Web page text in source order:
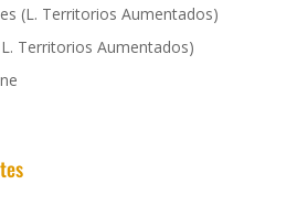
(L. Territorios Aumentados)
Territorios Aumentados)